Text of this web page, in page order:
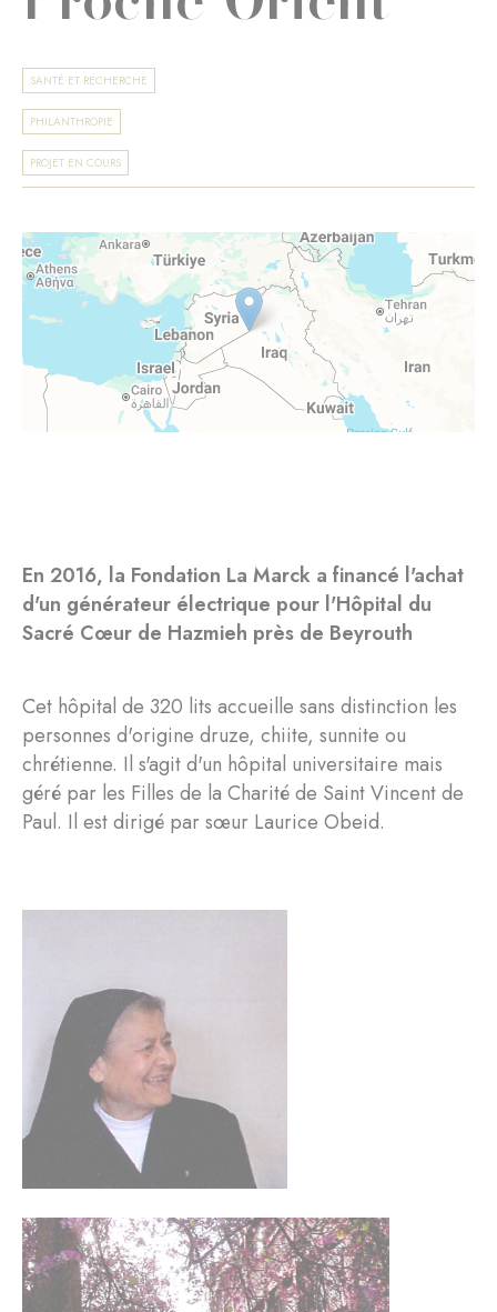
SANTÉ ET RECHERCHE
PHILANTHROPIE
PROJET EN COURS
En 2016, la Fondation La Marck a financé l'achat
d'un générateur électrique pour l'Hôpital du
Sacré Cœur de Hazmieh près de Beyrouth
Cet hôpital de 320 lits accueille sans distinction les
personnes d'origine druze, chiite, sunnite ou
chrétienne. Il s'agit d'un hôpital universitaire mais
géré par les Filles de la Charité de Saint Vincent de
Paul. Il est dirigé par sœur Laurice Obeid.